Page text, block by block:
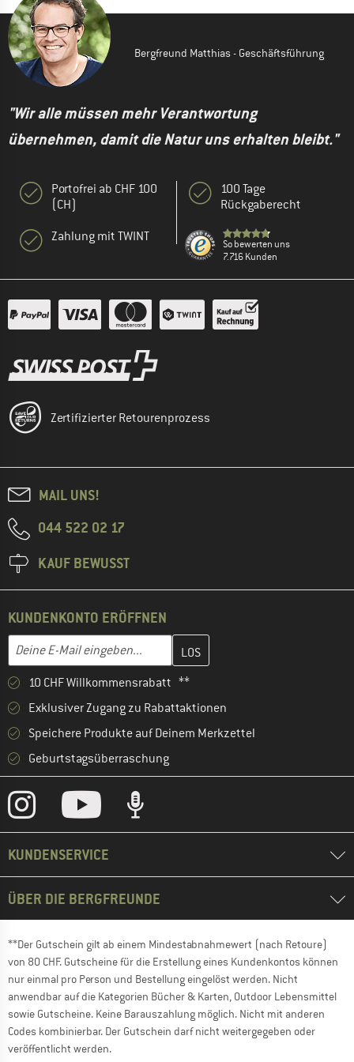
Bergfreund Matthias - Geschäftsführung
"Wir alle müssen mehr Verantwortung
übernehmen, damit die Natur uns erhalten bleibt."
Portofrei ab CHF 100
(CH)
Zahlung mit TWINT
100 Tage
Rückgaberecht
So bewerten uns
7.716 Kunden
Zertifizierter Retourenprozess
MAIL UNS!
044 522 02 17
KAUF BEWUSST
KUNDENKONTO ERÖFFNEN
E-Mail-Adresse
Gib hier deine E-Mail-Adresse ein und erstelle im nächsten
10 CHF Willkommensrabatt **
Exklusiver Zugang zu Rabattaktionen
Speichere Produkte auf Deinem Merkzettel
Geburtstagsüberraschung
KUNDENSERVICE
ÜBER DIE BERGFREUNDE
**Der Gutschein gilt ab einem Mindestabnahmewert (nach Retoure)
von 80 CHF. Gutscheine für die Erstellung eines Kundenkontos können
nur einmal pro Person und Bestellung eingelöst werden. Nicht
anwendbar auf die Kategorien Bücher & Karten, Outdoor Lebensmittel
sowie Gutscheine. Keine Barauszahlung möglich. Nicht mit anderen
Codes kombinierbar. Der Gutschein darf nicht weitergegeben oder
veröffentlicht werden.